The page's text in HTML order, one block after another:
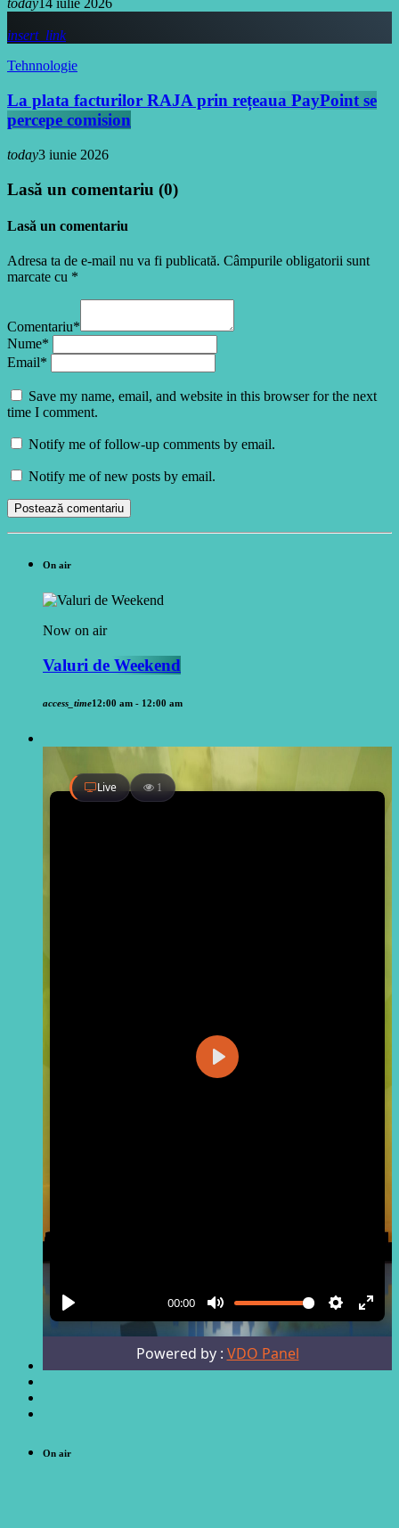
today14 iulie 2026
insert_link
Tehnnologie
La plata facturilor RAJA prin rețeaua PayPoint se
percepe comision
today3 iunie 2026
Lasă un comentariu (0)
Lasă un comentariu
Adresa ta de e-mail nu va fi publicată. Câmpurile obligatorii sunt
marcate cu *
Comentariu*
Nume*
Email*
Save my name, email, and website in this browser for the next
time I comment.
Notify me of follow-up comments by email.
Notify me of new posts by email.
On air
Now on air
Valuri de Weekend
access_time12:00 am - 12:00 am
On air